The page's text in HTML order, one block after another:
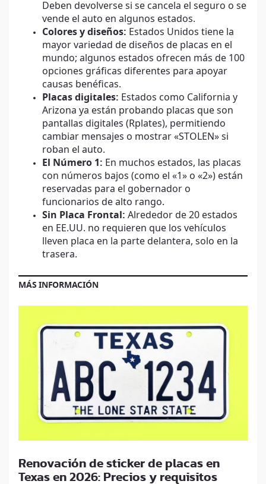
Deben devolverse si se cancela el seguro o se
vende el auto en algunos estados.
Colores y diseños: Estados Unidos tiene la
mayor variedad de diseños de placas en el
mundo; algunos estados ofrecen más de 100
opciones gráficas diferentes para apoyar
causas benéficas.
Placas digitales: Estados como California y
Arizona ya están probando placas que son
pantallas digitales (Rplates), permitiendo
cambiar mensajes o mostrar «STOLEN» si
roban el auto.
El Número 1: En muchos estados, las placas
con números bajos (como el «1» o «2») están
reservadas para el gobernador o
funcionarios de alto rango.
Sin Placa Frontal: Alrededor de 20 estados
en EE.UU. no requieren que los vehículos
lleven placa en la parte delantera, solo en la
trasera.
MÁS INFORMACIÓN
Renovación de sticker de placas en
Texas en 2026: Precios y requisitos